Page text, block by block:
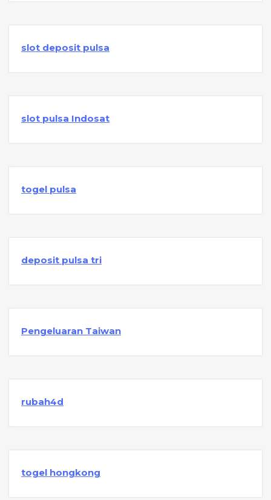
slot deposit pulsa
slot pulsa Indosat
togel pulsa
deposit pulsa tri
Pengeluaran Taiwan
rubah4d
togel hongkong